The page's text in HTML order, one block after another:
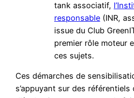
tank associatif,
responsable (INR,
issue du Club
premier rôle moteur
ces sujets.
Ces démarches de
s’appuyant sur des référentiels